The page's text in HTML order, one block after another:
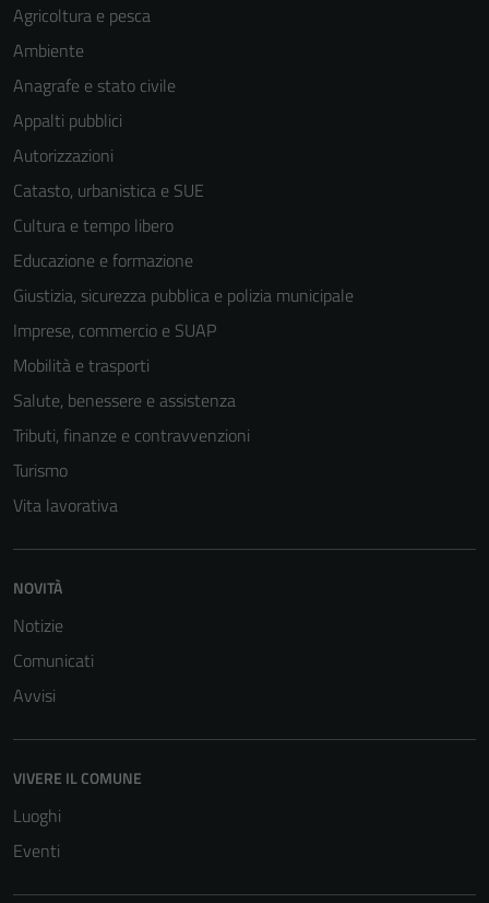
Agricoltura e pesca
Ambiente
Anagrafe e stato civile
Appalti pubblici
Autorizzazioni
Catasto, urbanistica e SUE
Cultura e tempo libero
Educazione e formazione
Giustizia, sicurezza pubblica e polizia municipale
Imprese, commercio e SUAP
Mobilità e trasporti
Salute, benessere e assistenza
Tributi, finanze e contravvenzioni
Turismo
Vita lavorativa
NOVITÀ
Notizie
Comunicati
Avvisi
VIVERE IL COMUNE
Luoghi
Eventi
per il